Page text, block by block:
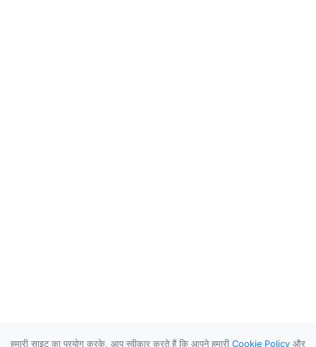
हमारी साइट का प्रयोग करके, आप स्वीकार करते हैं कि आपने हमारी Cookie Policy और